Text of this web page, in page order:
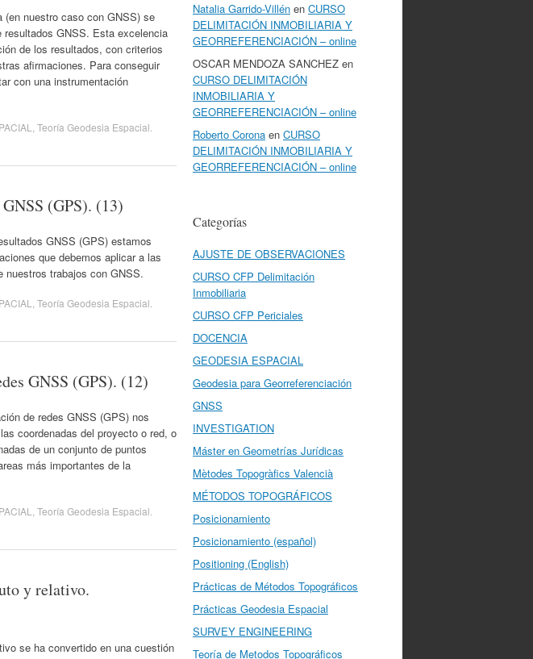
(en nuestro caso con GNSS) se
GNSS. Esta excelencia
de los resultados, con criterios
afirmaciones. Para conseguir
con una instrumentación
Teoría Geodesia Espacial
(GPS). (13)
GNSS (GPS) estamos
que debemos aplicar a las
nuestros trabajos con GNSS.
Teoría Geodesia Espacial
GNSS (GPS). (12)
de redes GNSS (GPS) nos
coordenadas del proyecto o red, o
de un conjunto de puntos
más importantes de la
Teoría Geodesia Espacial
y relativo.
se ha convertido en una cuestión
Natalia Garrido-Villén en CURSO
DELIMITACIÓN INMOBILIARIA Y
GEORREFERENCIACIÓN – online
OSCAR MENDOZA SANCHEZ en
CURSO DELIMITACIÓN
INMOBILIARIA Y
GEORREFERENCIACIÓN – online
Roberto Corona en CURSO
DELIMITACIÓN INMOBILIARIA Y
GEORREFERENCIACIÓN – online
Categorías
AJUSTE DE OBSERVACIONES
CURSO CFP Delimitación
Inmobiliaria
CURSO CFP Periciales
DOCENCIA
GEODESIA ESPACIAL
Geodesia para Georreferenciación
GNSS
INVESTIGATION
Máster en Geometrías Jurídicas
Mètodes Topogràfics Valencià
MÉTODOS TOPOGRÁFICOS
Posicionamiento
Posicionamiento (español)
Positioning (English)
Prácticas de Métodos Topográficos
Prácticas Geodesia Espacial
SURVEY ENGINEERING
Teoría de Metodos Topográficos